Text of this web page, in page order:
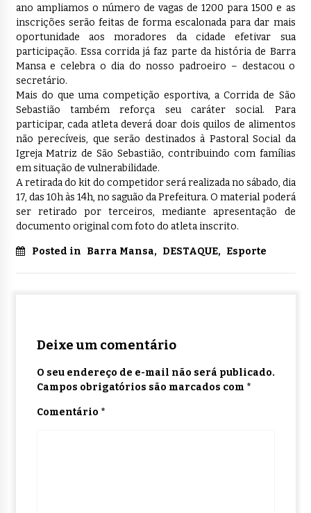
ano ampliamos o número de vagas de 1200 para 1500 e as
inscrições serão feitas de forma escalonada para dar mais
oportunidade aos moradores da cidade efetivar sua
participação. Essa corrida já faz parte da história de Barra
Mansa e celebra o dia do nosso padroeiro – destacou o
secretário.
Mais do que uma competição esportiva, a Corrida de São
Sebastião também reforça seu caráter social. Para
participar, cada atleta deverá doar dois quilos de alimentos
não perecíveis, que serão destinados à Pastoral Social da
Igreja Matriz de São Sebastião, contribuindo com famílias
em situação de vulnerabilidade.
A retirada do kit do competidor será realizada no sábado, dia
17, das 10h às 14h, no saguão da Prefeitura. O material poderá
ser retirado por terceiros, mediante apresentação de
documento original com foto do atleta inscrito.
Posted in Barra Mansa, DESTAQUE, Esporte
Deixe um comentário
O seu endereço de e-mail não será publicado.
Campos obrigatórios são marcados com *
Comentário *